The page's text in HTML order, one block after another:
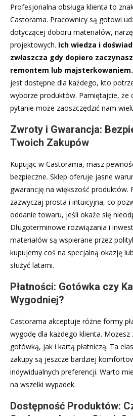
Profesjonalna obsługa klienta to
Castorama. Pracownicy są gotowi
dotyczącej doboru materiałów,
projektowych. Ich wiedza i
zwłaszcza gdy dopiero
remontem lub majsterkowaniem.
jest dostępne dla każdego, kto
wyborze produktów. Pamiętajcie, że
pytanie może zaoszczędzić nam
Zwroty i Gwarancja:
Twoich Zakupów
Kupując w Castorama, masz
bezpieczne. Sklep oferuje jasne
gwarancję na większość produktów.
zazwyczaj prosta i intuicyjna, co
oddanie towaru, jeśli okaże się
Długoterminowe rozwiązania i
materiałów są wspierane przez
kupujemy coś na specjalną okazję
służyć latami.
Płatności: Gotówka czy
Wygodniej?
Castorama akceptuje różne formy
wygodę dla każdego klienta. Możesz
gotówką, jak i kartą płatniczą. Ta
zakupy są jeszcze bardziej
indywidualnych preferencji. Warto
na wszelki wypadek.
Dostępność Produktów: